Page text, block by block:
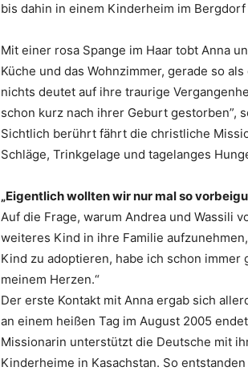
bis dahin in einem Kinderheim im
Mit einer rosa Spange im Haar tobt Anna
Küche und das Wohnzimmer, gerade so
nichts deutet auf ihre traurige
schon kurz nach ihrer Geburt gestorben”,
Sichtlich berührt fährt die christliche
Schläge, Trinkgelage und tagelanges
„Eigentlich wollten wir nur mal so
Auf die Frage, warum Andrea und Wassili
weiteres Kind in ihre Familie
Kind zu adoptieren, habe ich schon
meinem Herzen.“
Der erste Kontakt mit Anna ergab sich
an einem heißen Tag im August 2005
Missionarin unterstützt die Deutsche mit
Kinderheime in Kasachstan. So